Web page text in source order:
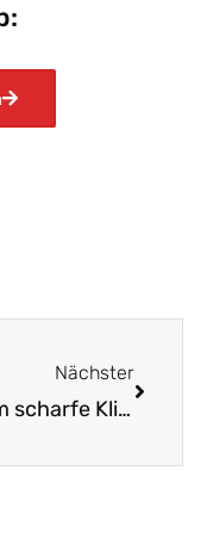
Nächster
Warum scharfe Klingen auf hochwertige Stähle setzen